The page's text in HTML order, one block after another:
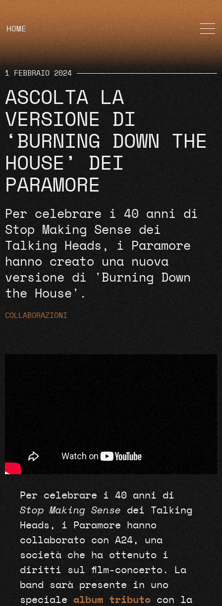
HOME
1 FEBBRAIO 2024
ASCOLTA LA
VERSIONE DI
‘BURNING DOWN THE
HOUSE’ DEI
PARAMORE
Per celebrare i 40 anni di
Stop Making Sense dei
Talking Heads, i Paramore
hanno creato una nuova
versione di 'Burning Down
the House'.
COLLABORAZIONI
Per celebrare i 40 anni di
Stop Making Sense dei Talking
Heads, i Paramore hanno
collaborato con A24, una
società che ha ottenuto i
diritti sul film-concerto. La
band sarà presente in uno
speciale album tributocon la